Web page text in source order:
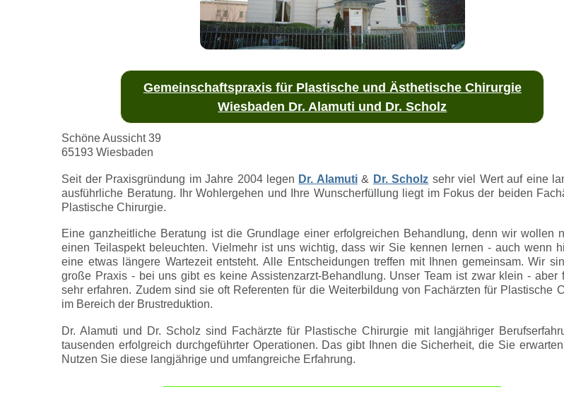
Gemeinschaftspraxis für Plastische und Ästhetische Chirurgie
Wiesbaden Dr. Alamuti und Dr. Scholz
Schöne Aussicht 39
65193 Wiesbaden
Seit der Praxisgründung im Jahre 2004 legen Dr. Alamuti& Dr. Scholz sehr viel Wert auf eine
ausführliche Beratung. Ihr Wohlergehen und Ihre Wunscherfüllung liegt im Fokus der beiden
Plastische Chirurgie.
Eine ganzheitliche Beratung ist die Grundlage einer erfolgreichen Behandlung, denn wir wollen
einen Teilaspekt beleuchten. Vielmehr ist uns wichtig, dass wir Sie kennen lernen - auch wenn
eine etwas längere Wartezeit entsteht. Alle Entscheidungen treffen mit Ihnen gemeinsam. Wir
große Praxis - bei uns gibt es keine Assistenzarzt-Behandlung. Unser Team ist zwar klein - aber
sehr erfahren. Zudem sind sie oft Referenten für die Weiterbildung von Fachärzten für Plastische
im Bereich der Brustreduktion.
Dr. Alamuti und Dr. Scholz sind Fachärzte für Plastische Chirurgie mit langjähriger
tausenden erfolgreich durchgeführter Operationen. Das gibt Ihnen die Sicherheit, die Sie
Nutzen Sie diese langjährige und umfangreiche Erfahrung.